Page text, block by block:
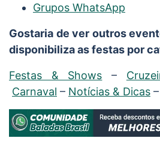
Grupos WhatsApp
Gostaria de ver outros
disponibiliza as festas por
Festas & Shows –
Carnaval – Notícias & Dicas –